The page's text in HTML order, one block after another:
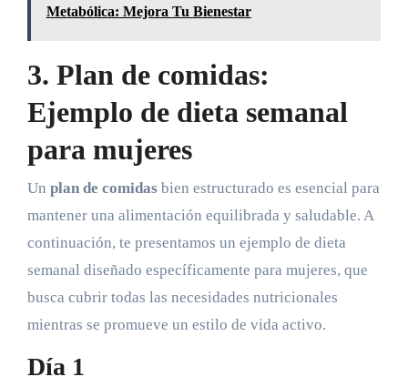
Metabólica: Mejora Tu Bienestar
3. Plan de comidas:
Ejemplo de dieta semanal
para mujeres
Un plan de comidas bien estructurado es esencial para
mantener una alimentación equilibrada y saludable. A
continuación, te presentamos un ejemplo de dieta
semanal diseñado específicamente para mujeres, que
busca cubrir todas las necesidades nutricionales
mientras se promueve un estilo de vida activo.
Día 1